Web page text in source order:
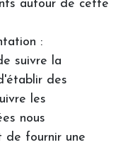
autour de cette
:
suivre la
des
les
nous
de fournir une